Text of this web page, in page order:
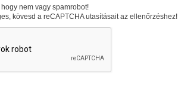
nem vagy spamrobot!
kövesd a reCAPTCHA utasításait az ellenőrzéshez!